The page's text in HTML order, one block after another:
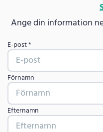
Ange din information
E-post *
Förnamn
Efternamn